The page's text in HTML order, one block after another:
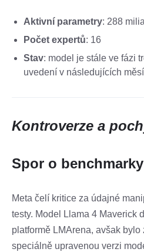
Aktivní parametry: 288
Počet expertů: 16
Stav: model je stále ve fázi
uvedení v následujících
Kontroverze a
Spor o benchmarky
Meta čelí kritice za údajné
testy. Model Llama 4 Maverick
platformě LMArena, avšak
speciálně upravenou verzi